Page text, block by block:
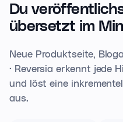
Du
übersetzt im
Neue Produktseite,
· Reversia erkennt jede
und löst eine
aus.